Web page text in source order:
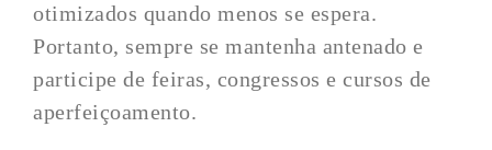
otimizados quando menos se espera.
Portanto, sempre se mantenha antenado e
participe de feiras, congressos e cursos de
aperfeiçoamento.